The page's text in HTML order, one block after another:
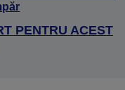
PENTRU ACEST